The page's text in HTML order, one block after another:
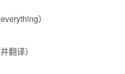
）
翻译）